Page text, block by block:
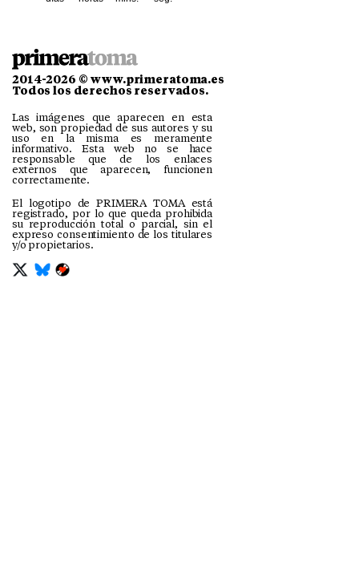
2014-2026 © www.primeratoma.es
Todos los derechos reservados.
Las imágenes que aparecen en esta
web, son propiedad de sus autores y su
uso en la misma es meramente
informativo. Esta web no se hace
responsable que de los enlaces
externos que aparecen, funcionen
correctamente.
El logotipo de PRIMERA TOMA está
registrado, por lo que queda prohibida
su reproducción total o parcial, sin el
expreso consentimiento de los titulares
y/o propietarios.